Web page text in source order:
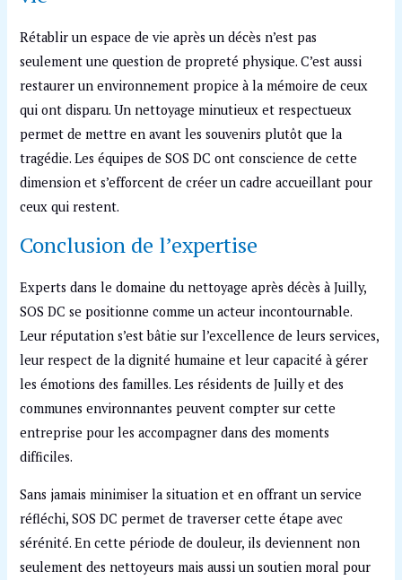
Rétablir un espace de vie après un décès n’est pas
seulement une question de propreté physique. C’est aussi
restaurer un environnement propice à la mémoire de ceux
qui ont disparu. Un nettoyage minutieux et respectueux
permet de mettre en avant les souvenirs plutôt que la
tragédie. Les équipes de SOS DC ont conscience de cette
dimension et s’efforcent de créer un cadre accueillant pour
ceux qui restent.
Conclusion de l’expertise
Experts dans le domaine du nettoyage après décès à Juilly,
SOS DC se positionne comme un acteur incontournable.
Leur réputation s’est bâtie sur l’excellence de leurs services,
leur respect de la dignité humaine et leur capacité à gérer
les émotions des familles. Les résidents de Juilly et des
communes environnantes peuvent compter sur cette
entreprise pour les accompagner dans des moments
difficiles.
Sans jamais minimiser la situation et en offrant un service
réfléchi, SOS DC permet de traverser cette étape avec
sérénité. En cette période de douleur, ils deviennent non
seulement des nettoyeurs mais aussi un soutien moral pour